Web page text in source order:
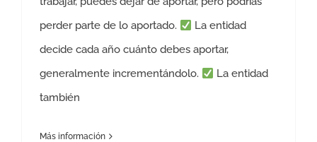
perder parte de lo aportado.
La entidad
decide cada año cuánto debes aportar,
generalmente incrementándolo.
La entidad
también
Más información